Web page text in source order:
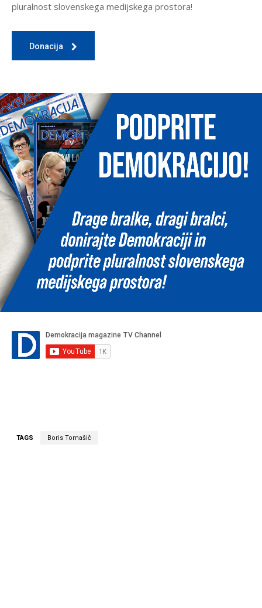
pluralnost slovenskega medijskega prostora!
Donacija
TAGS Boris Tomašič